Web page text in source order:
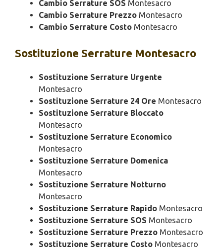
Cambio Serrature SOS Montesacro
Cambio Serrature Prezzo Montesacro
Cambio Serrature Costo Montesacro
Sostituzione Serrature Montesacro
Sostituzione Serrature Urgente
Montesacro
Sostituzione Serrature 24 Ore Montesacro
Sostituzione Serrature Bloccato
Montesacro
Sostituzione Serrature Economico
Montesacro
Sostituzione Serrature Domenica
Montesacro
Sostituzione Serrature Notturno
Montesacro
Sostituzione Serrature Rapido Montesacro
Sostituzione Serrature SOS Montesacro
Sostituzione Serrature Prezzo Montesacro
Sostituzione Serrature Costo Montesacro